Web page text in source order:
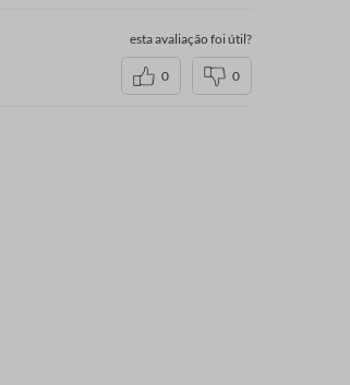
esta avaliação foi útil?
0 0